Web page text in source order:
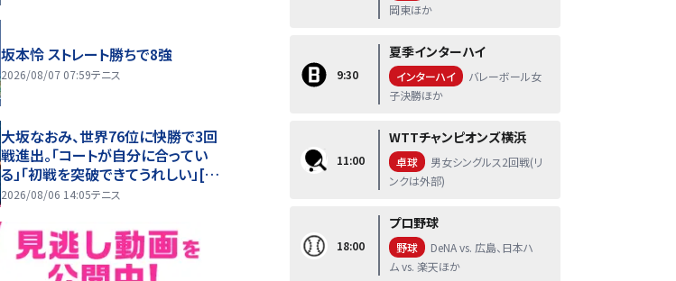
坂本怜 ストレート勝ちで8強
2026/08/07 07:59テニス
大坂なおみ、世界76位に快勝で3回
戦進出。「コートが自分に合ってい
る」「初戦を突破できてうれしい」[ナ
ショナル・バンク・オープン]
2026/08/06 14:05テニス
岡東ほか
9:30
夏季インターハイ
インターハイ
バレーボール女
子決勝ほか
11:00
WTTチャンピオンズ横浜
卓球
男女シングルス2回戦(リ
ンクは外部)
18:00
プロ野球
野球
DeNA vs. 広島、日本ハ
ム vs. 楽天ほか